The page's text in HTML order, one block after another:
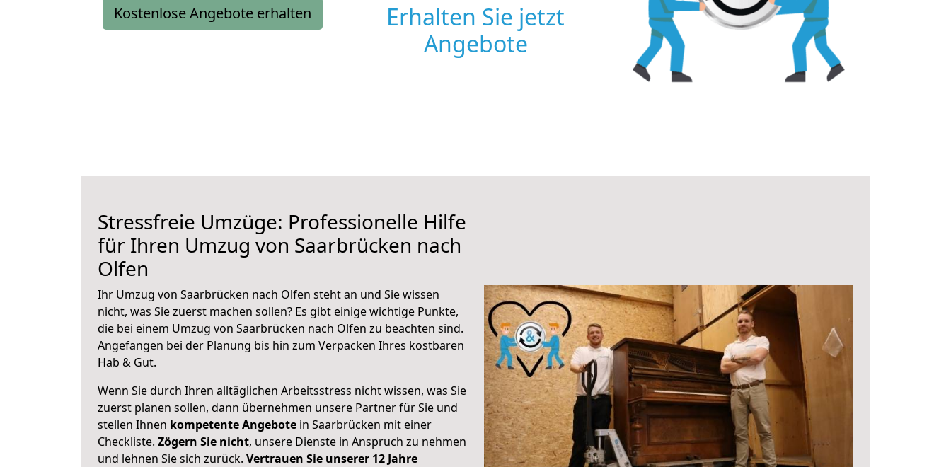
Kostenlose Angebote erhalten
Erhalten Sie jetzt
Angebote
Stressfreie Umzüge: Professionelle Hilfe
für Ihren Umzug von Saarbrücken nach
Olfen
Ihr Umzug von Saarbrücken nach Olfen steht an und Sie wissen
nicht, was Sie zuerst machen sollen? Es gibt einige wichtige Punkte,
die bei einem Umzug von Saarbrücken nach Olfen zu beachten sind.
Angefangen bei der Planung bis hin zum Verpacken Ihres kostbaren
Hab & Gut.
Wenn Sie durch Ihren alltäglichen Arbeitsstress nicht wissen, was Sie
zuerst planen sollen, dann übernehmen unsere Partner für Sie und
stellen Ihnen kompetente Angebote in Saarbrücken mit einer
Checkliste. Zögern Sie nicht, unsere Dienste in Anspruch zu nehmen
und lehnen Sie sich zurück. Vertrauen Sie unserer 12 Jahre